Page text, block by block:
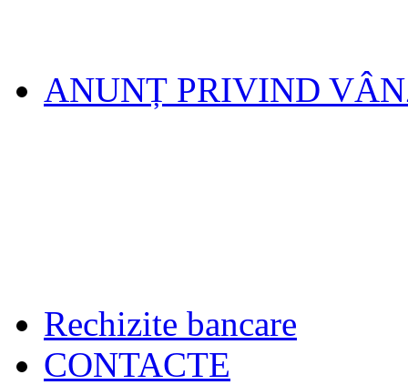
ANUNȚ PRIVIND
Rechizite bancare
CONTACTE